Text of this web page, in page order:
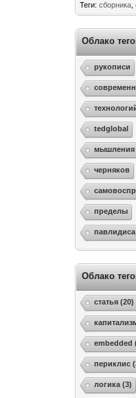
Теги:сборника ,
Облако
рукописи
tedglobal
мышления
черняков
пределы
павлидиса
Облако
статья (20)
embedded
периклис
логика (3)